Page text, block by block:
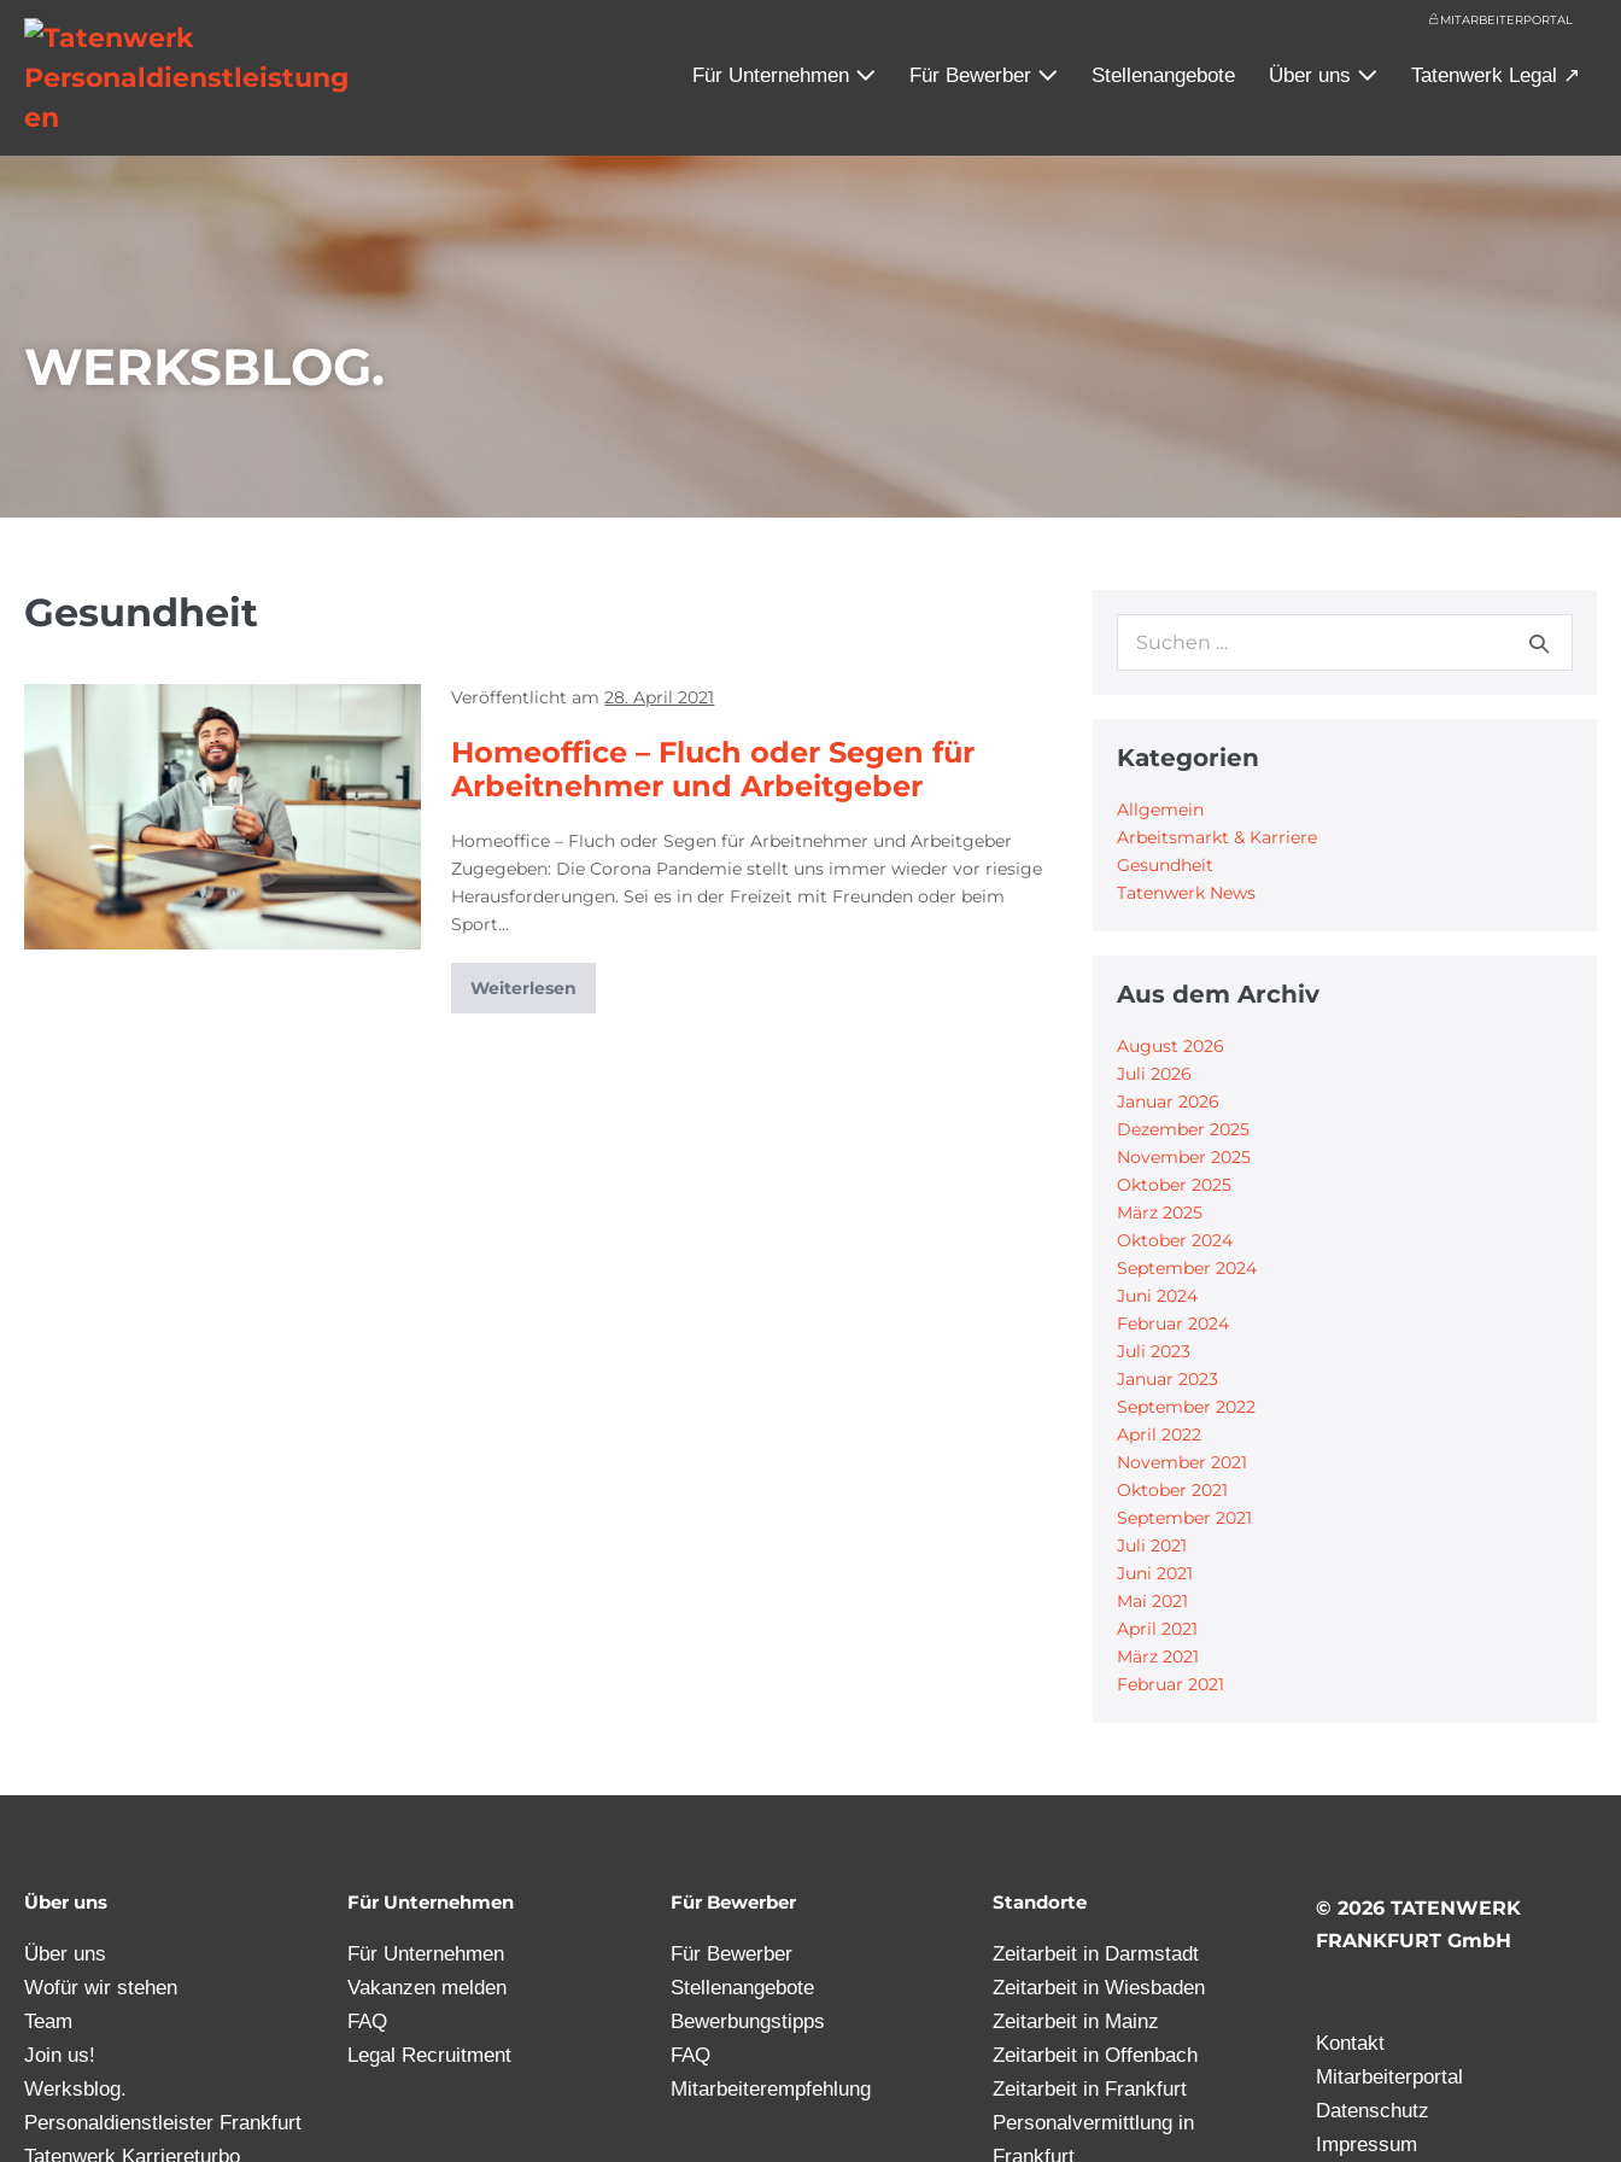
MITARBEITERPORTAL
Für Unternehmen Für Bewerber Stellenangebote Über uns Tatenwerk Legal ↗
WERKSBLOG.
Gesundheit
Veröffentlicht am 28. April 2021
Homeoffice – Fluch oder Segen für
Arbeitnehmer und Arbeitgeber
Homeoffice – Fluch oder Segen für Arbeitnehmer und Arbeitgeber
Zugegeben: Die Corona Pandemie stellt uns immer wieder vor riesige
Herausforderungen. Sei es in der Freizeit mit Freunden oder beim
Sport…
Weiterlesen
Kategorien
Allgemein
Arbeitsmarkt & Karriere
Gesundheit
Tatenwerk News
Aus dem Archiv
August 2026
Juli 2026
Januar 2026
Dezember 2025
November 2025
Oktober 2025
März 2025
Oktober 2024
September 2024
Juni 2024
Februar 2024
Juli 2023
Januar 2023
September 2022
April 2022
November 2021
Oktober 2021
September 2021
Juli 2021
Juni 2021
Mai 2021
April 2021
März 2021
Februar 2021
Über uns
Über uns
Wofür wir stehen
Team
Join us!
Werksblog.
Personaldienstleister Frankfurt
Tatenwerk Karriereturbo
Für Unternehmen
Für Unternehmen
Vakanzen melden
FAQ
Legal Recruitment
Für Bewerber
Für Bewerber
Stellenangebote
Bewerbungstipps
FAQ
Mitarbeiterempfehlung
Standorte
Zeitarbeit in Darmstadt
Zeitarbeit in Wiesbaden
Zeitarbeit in Mainz
Zeitarbeit in Offenbach
Zeitarbeit in Frankfurt
Personalvermittlung in
Frankfurt
© 2026 TATENWERK
FRANKFURT GmbH
Kontakt
Mitarbeiterportal
Datenschutz
Impressum